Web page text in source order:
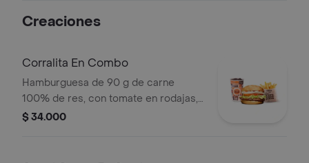
tiempo de entrega.
Creaciones
Corralita En Combo
Hamburguesa de 90 g de carne
100% de res, con tomate en rodajas,
cebolla en rodajas, lechuga, salsa
$ 34.000